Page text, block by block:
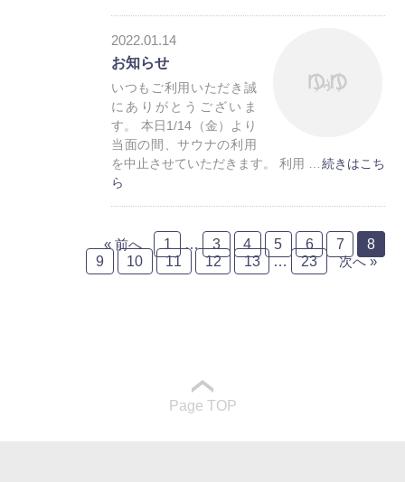
トレーラーハウス
2022.01.14
お知らせ
いつもご利用いただき誠
にありがとうございま
す。 本日1/14（金）より
当面の間、サウナの利用
を中止させていただきます。 利用 … 続きはこち
ら
« 前へ 1 … 3 4 5 6 7
8
9
10 11 12 13 … 23 次へ »
Page TOP